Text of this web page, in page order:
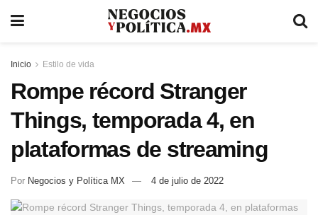
Inicio Estilo de vida
Rompe récord Stranger
Things, temporada 4, en
plataformas de streaming
Por Negocios y Política MX 4 de julio de 2022